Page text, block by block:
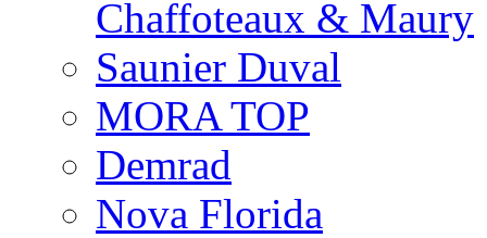
Chaffoteaux & Maury
Saunier Duval
MORA TOP
Demrad
Nova Florida